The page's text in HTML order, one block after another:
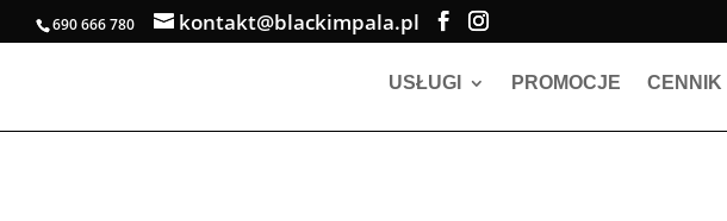
690 666 780 kontakt@blackimpala.pl
USŁUGI PROMOCJE CENNIK